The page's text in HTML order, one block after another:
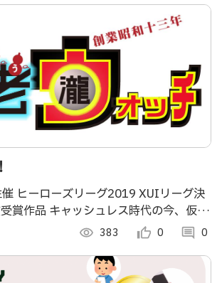
ヒーローズリーグ2019 XUIリーグ決
時代の今、仮想
端のUXを楽しもう！
visibility 383 thumb_up_alt 0 comment 0